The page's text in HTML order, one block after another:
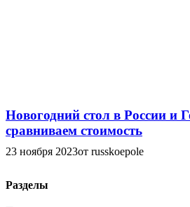
Новогодний стол в России и
сравниваем стоимость
23 ноября 2023от russkoepole
Разделы